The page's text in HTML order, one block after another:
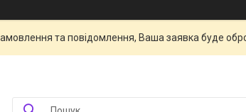
та повідомлення, Ваша заявка буде